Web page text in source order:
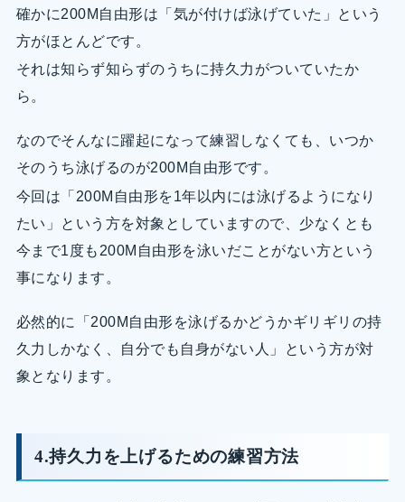
確かに200M自由形は「気が付けば泳げていた」という
方がほとんどです。
それは知らず知らずのうちに持久力がついていたか
ら。
なのでそんなに躍起になって練習しなくても、いつか
そのうち泳げるのが200M自由形です。
今回は「200M自由形を1年以内には泳げるようになり
たい」という方を対象としていますので、少なくとも
今まで1度も200M自由形を泳いだことがない方という
事になります。
必然的に「200M自由形を泳げるかどうかギリギリの持
久力しかなく、自分でも自身がない人」という方が対
象となります。
4.持久力を上げるための練習方法